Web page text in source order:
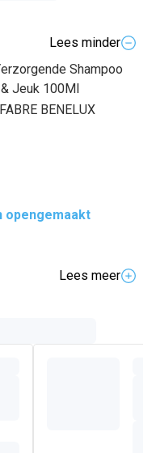
Lees minder
Shampoo
Jeuk 100Ml
BENELUX
opengemaakt
Lees meer
zijn voor